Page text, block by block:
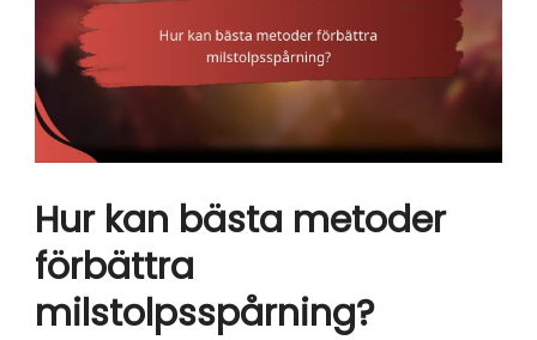
Hur kan bästa metoder
förbättra
milstolpsspårning?